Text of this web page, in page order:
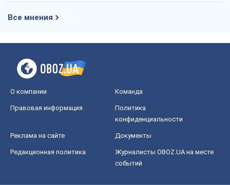
Все мнения
О компании Команда
Правовая информация
Политика
конфиденциальности
Реклама на сайте Документы
Редакционная политика
Журналисты OBOZ.UA на месте
событий